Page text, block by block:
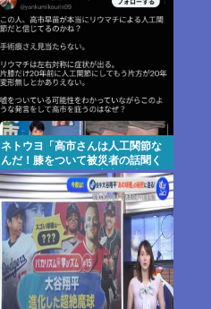
ネトウヨ「高市さんは人工関節な
んだ！膝をついて被災者の話聞く
とか拷問だろ！」⇒高市の膝に人
工関節の手術痕が見当たらない